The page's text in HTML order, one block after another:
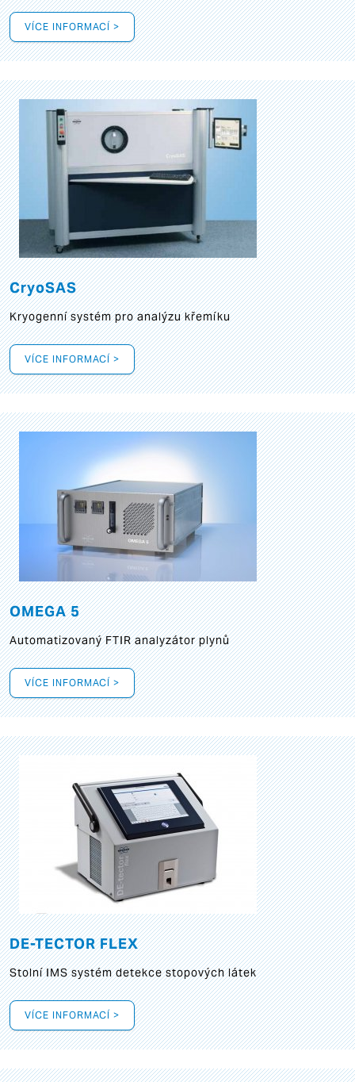
VÍCE INFORMACÍ >
CryoSAS
Kryogenní systém pro analýzu křemíku
VÍCE INFORMACÍ >
OMEGA 5
Automatizovaný FTIR analyzátor plynů
VÍCE INFORMACÍ >
DE-TECTOR FLEX
Stolní IMS systém detekce stopových látek
VÍCE INFORMACÍ >